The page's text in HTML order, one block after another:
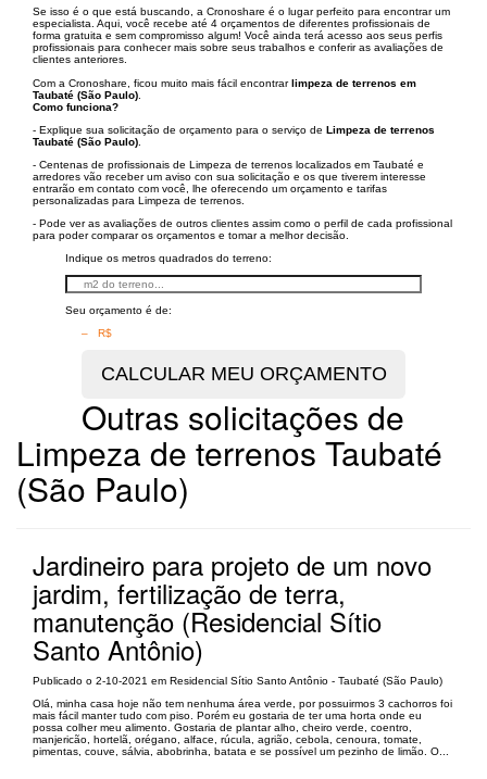
Se isso é o que está buscando, a Cronoshare é o lugar perfeito para encontrar um
especialista. Aqui, você recebe até 4 orçamentos de diferentes profissionais de
forma gratuita e sem compromisso algum! Você ainda terá acesso aos seus perfis
profissionais para conhecer mais sobre seus trabalhos e conferir as avaliações de
clientes anteriores.
Com a Cronoshare, ficou muito mais fácil encontrarlimpeza de terrenos em
Taubaté (São Paulo)
Como funciona?
- Explique sua solicitação de orçamento para o serviço de Limpeza de terrenos
Taubaté (São Paulo)
- Centenas de profissionais de Limpeza de terrenos localizados em Taubaté e
arredores vão receber um aviso con sua solicitação e os que tiverem interesse
entrarão em contato com você, lhe oferecendo um orçamento e tarifas
personalizadas para Limpeza de terrenos.
- Pode ver as avaliações de outros clientes assim como o perfil de cada profissional
para poder comparar os orçamentos e tomar a melhor decisão.
Indique os metros quadrados do terreno:
Seu orçamento é de:
– R$
Outras solicitações de
Limpeza de terrenos Taubaté
(São Paulo)
Jardineiro para projeto de um novo
jardim, fertilização de terra,
manutenção (Residencial Sítio
Santo Antônio)
Publicado o 2-10-2021 em Residencial Sítio Santo Antônio - Taubaté (São Paulo)
Olá, minha casa hoje não tem nenhuma área verde, por possuirmos 3 cachorros foi
mais fácil manter tudo com piso. Porém eu gostaria de ter uma horta onde eu
possa colher meu alimento. Gostaria de plantar alho, cheiro verde, coentro,
manjericão, hortelã, orégano, alface, rúcula, agrião, cebola, cenoura, tomate,
pimentas, couve, sálvia, abobrinha, batata e se possível um pezinho de limão. O...